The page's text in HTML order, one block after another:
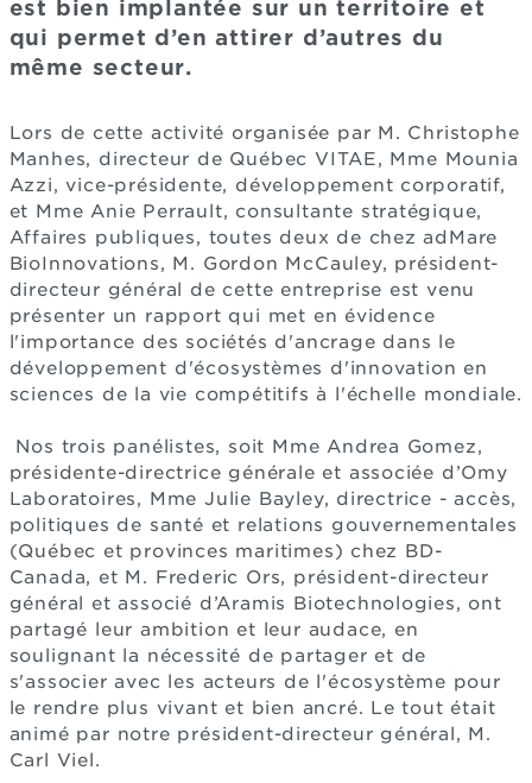
est bien implantée sur un territoire et
qui permet d’en attirer d’autres du
même secteur.
Lors de cette activité organisée par M. Christophe
Manhes, directeur de Québec VITAE, Mme Mounia
Azzi, vice-présidente, développement corporatif,
et Mme Anie Perrault, consultante stratégique,
Affaires publiques, toutes deux de chez adMare
BioInnovations, M. Gordon McCauley, président-
directeur général de cette entreprise est venu
présenter un rapport qui met en évidence
l'importance des sociétés d'ancrage dans le
développement d'écosystèmes d'innovation en
sciences de la vie compétitifs à l'échelle mondiale.
Nos trois panélistes, soit Mme Andrea Gomez,
présidente-directrice générale et associée d’Omy
Laboratoires, Mme Julie Bayley, directrice - accès,
politiques de santé et relations gouvernementales
(Québec et provinces maritimes) chez BD-
Canada, et M. Frederic Ors, président-directeur
général et associé d’Aramis Biotechnologies, ont
partagé leur ambition et leur audace, en
soulignant la nécessité de partager et de
s'associer avec les acteurs de l'écosystème pour
le rendre plus vivant et bien ancré. Le tout était
animé par notre président-directeur général, M.
Carl Viel.